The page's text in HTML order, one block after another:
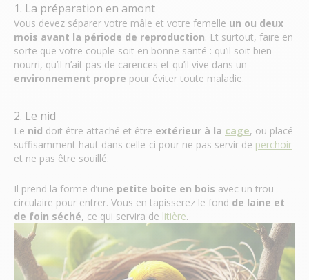
1. La préparation en amont
Vous devez séparer votre mâle et votre femelle un ou deux
mois avant la période de reproduction. Et surtout, faire en
sorte que votre couple soit en bonne santé : qu’il soit bien
nourri, qu’il n’ait pas de carences et qu’il vive dans un
environnement propre pour éviter toute maladie.
2. Le nid
Le nid doit être attaché et être extérieur à la cage, ou placé
suffisamment haut dans celle-ci pour ne pas servir de perchoir
et ne pas être souillé.
Il prend la forme d’une petite boite en bois avec un trou
circulaire pour entrer. Vous en tapisserez le fond de laine et
de foin séché, ce qui servira de litière.